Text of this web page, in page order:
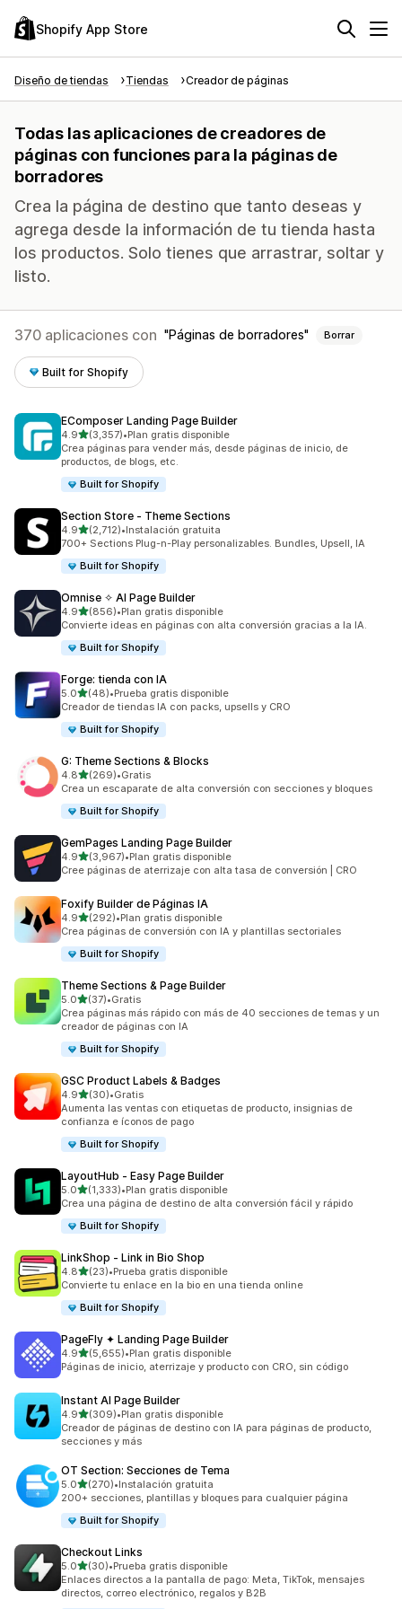
Shopify App Store
Diseño de tiendas Tiendas Creador de páginas
Todas las aplicaciones de creadores de
páginas con funciones para la páginas de
borradores
Crea la página de destino que tanto deseas y
agrega desde la información de tu tienda hasta
los productos. Solo tienes que arrastrar, soltar y
listo.
370 aplicaciones con Páginas de borradores Borrar
Built for Shopify
EComposer Landing Page Builder
4.9de 5 estrellas
(3,357)
3357 reseñas en total
•Plan gratis disponible
Crea páginas para vender más, desde páginas de inicio, de
productos, de blogs, etc.
Built for Shopify
Section Store ‑ Theme Sections
4.9de 5 estrellas
(2,712)
2712 reseñas en total
•Instalación gratuita
700+ Sections Plug-n-Play personalizables. Bundles, Upsell, IA
Built for Shopify
Omnise ✧ AI Page Builder
4.9de 5 estrellas
(856)
856 reseñas en total
•Plan gratis disponible
Convierte ideas en páginas con alta conversión gracias a la IA.
Built for Shopify
Forge: tienda con IA
5.0de 5 estrellas
(48)
48 reseñas en total
•Prueba gratis disponible
Creador de tiendas IA con packs, upsells y CRO
Built for Shopify
G: Theme Sections & Blocks
4.8de 5 estrellas
(269)
269 reseñas en total
•Gratis
Crea un escaparate de alta conversión con secciones y bloques
Built for Shopify
GemPages Landing Page Builder
4.9de 5 estrellas
(3,967)
3967 reseñas en total
•Plan gratis disponible
Cree páginas de aterrizaje con alta tasa de conversión | CRO
Foxify Builder de Páginas IA
4.9de 5 estrellas
(292)
292 reseñas en total
•Plan gratis disponible
Crea páginas de conversión con IA y plantillas sectoriales
Built for Shopify
Theme Sections & Page Builder
5.0de 5 estrellas
(37)
37 reseñas en total
•Gratis
Crea páginas más rápido con más de 40 secciones de temas y un
creador de páginas con IA
Built for Shopify
GSC Product Labels & Badges
4.9de 5 estrellas
(30)
30 reseñas en total
•Gratis
Aumenta las ventas con etiquetas de producto, insignias de
confianza e íconos de pago
Built for Shopify
LayoutHub ‑ Easy Page Builder
5.0de 5 estrellas
(1,333)
1333 reseñas en total
•Plan gratis disponible
Crea una página de destino de alta conversión fácil y rápido
Built for Shopify
LinkShop ‑ Link in Bio Shop
4.8de 5 estrellas
(23)
23 reseñas en total
•Prueba gratis disponible
Convierte tu enlace en la bio en una tienda online
Built for Shopify
PageFly ✦ Landing Page Builder
4.9de 5 estrellas
(5,655)
5655 reseñas en total
•Plan gratis disponible
Páginas de inicio, aterrizaje y producto con CRO, sin código
Instant AI Page Builder
4.9de 5 estrellas
(309)
309 reseñas en total
•Plan gratis disponible
Creador de páginas de destino con IA para páginas de producto,
secciones y más
OT Section: Secciones de Tema
5.0de 5 estrellas
(270)
270 reseñas en total
•Instalación gratuita
200+ secciones, plantillas y bloques para cualquier página
Built for Shopify
Checkout Links
5.0de 5 estrellas
(30)
30 reseñas en total
•Prueba gratis disponible
Enlaces directos a la pantalla de pago: Meta, TikTok, mensajes
directos, correo electrónico, regalos y B2B